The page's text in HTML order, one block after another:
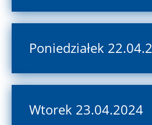
Poniedziałek
Wtorek 23.04.2024